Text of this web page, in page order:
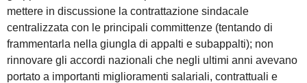
mettere in discussione la contrattazione sindacale
centralizzata con le principali committenze (tentando di
frammentarla nella giungla di appalti e subappalti); non
rinnovare gli accordi nazionali che negli ultimi anni avevano
portato a importanti miglioramenti salariali, contrattuali e